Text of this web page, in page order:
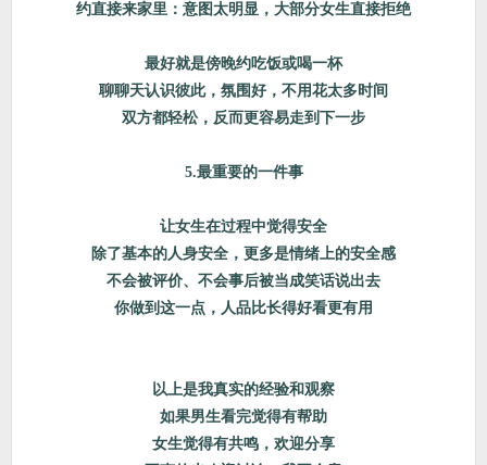
约直接来家里：意图太明显，大部分女生直接拒绝
最好就是傍晚约吃饭或喝一杯
聊聊天认识彼此，氛围好，不用花太多时间
双方都轻松，反而更容易走到下一步
5.最重要的一件事
让女生在过程中觉得安全
除了基本的人身安全，更多是情绪上的安全感
不会被评价、不会事后被当成笑话说出去
你做到这一点，人品比长得好看更有用
以上是我真实的经验和观察
如果男生看完觉得有帮助
女生觉得有共鸣，欢迎分享